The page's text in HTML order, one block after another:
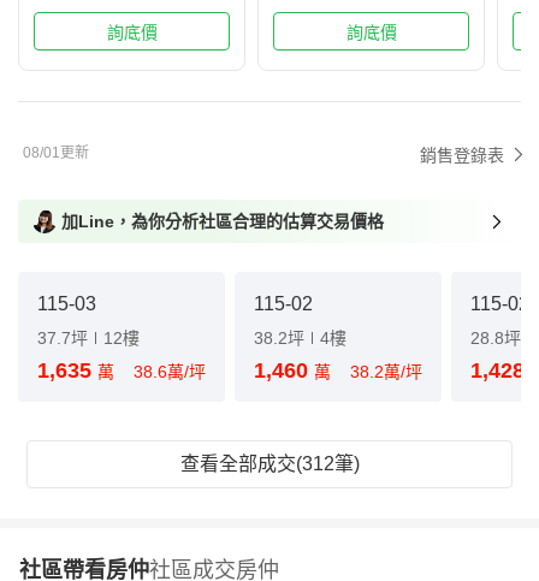
詢底價 詢底價
08/01更新 銷售登錄表
加Line，為你分析社區合理的估算交易價格
115-03
37.7坪 12樓
1,635 萬 38.6萬/坪
115-02
38.2坪 4樓
1,460 萬 38.2萬/坪
115-02
28.8坪
1,428
查看全部成交(312筆)
社區帶看房仲社區成交房仲